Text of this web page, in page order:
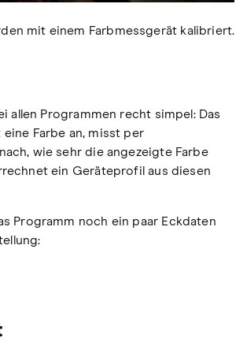
mit einem Farbmessgerät kalibriert.
allen Programmen recht simpel: Das
Farbe an, misst per
wie sehr die angezeigte Farbe
ein Geräteprofil aus diesen
Programm noch ein paar Eckdaten